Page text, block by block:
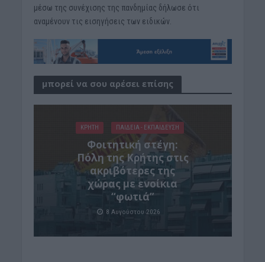
μέσω της συνέχισης της πανδημίας δήλωσε ότι
αναμένουν τις εισηγήσεις των ειδικών.
μπορεί να σου αρέσει επίσης
ΚΡΗΤΗ ΠΑΙΔΕΙΑ - ΕΚΠΑΙΔΕΥΣΗ
Φοιτητική στέγη:
Πόλη της Κρήτης στις
ακριβότερες της
χώρας με ενοίκια
“φωτιά”
8 Αυγούστου 2026